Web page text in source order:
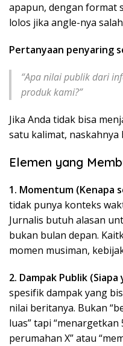
apapun, dengan format
lolos jika angle-nya
Pertanyaan penyaring
“Apa nilai publik dari
produk kami?”
Jika Anda tidak bisa
satu kalimat, naskahnya
Elemen yang
1. Momentum (Kenapa
tidak punya konteks
Jurnalis butuh alasan
bukan bulan depan.
momen musiman,
2. Dampak Publik
spesifik dampak yang
nilai beritanya. Bukan
luas” tapi
perumahan X” atau